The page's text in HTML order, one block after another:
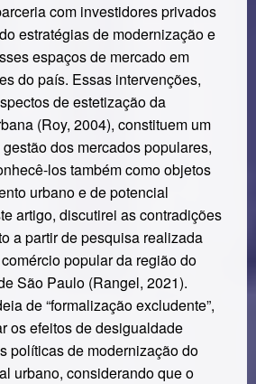
com investidores privados
estratégias de modernização e
espaços de mercado em
do país. Essas intervenções,
de estetização da
(Roy, 2004), constituem um
dos mercados populares,
los também como objetos
urbano e de potencial
artigo, discutirei as contradições
a partir de pesquisa realizada
popular da região do
São Paulo (Rangel, 2021).
de “formalização excludente”,
os efeitos de desigualdade
políticas de modernização do
urbano, considerando que o